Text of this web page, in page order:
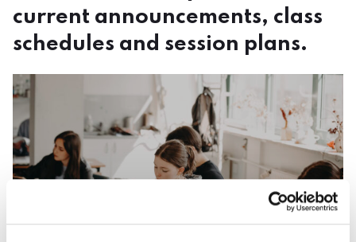
current announcements, class
schedules and session plans.
Faculty of Architecture Resources